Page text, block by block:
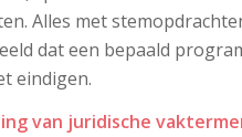
Alles met
dat een bepaald
eindigen.
van juridische